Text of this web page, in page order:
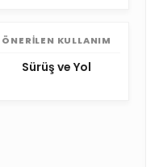
ÖNERILEN KULLANIM
Sürüş ve Yol